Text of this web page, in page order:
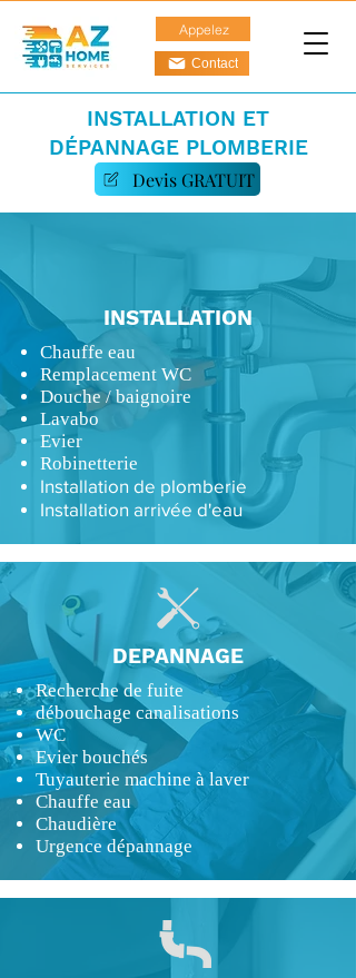
Appelez
Contact
INSTALLATION ET
DÉPANNAGE PLOMBERIE
Devis GRATUIT
INSTALLATION
Chauffe eau
Remplacement WC
Douche / baignoire
Lavabo
Evier
Robinetterie
Installation de plomberie
Installation arrivée d'eau
DEPANNAGE
Recherche de fuite
débouchage canalisations
WC
Evier bouchés
Tuyauterie machine à laver
Chauffe eau
Chaudière
Urgence dépannage